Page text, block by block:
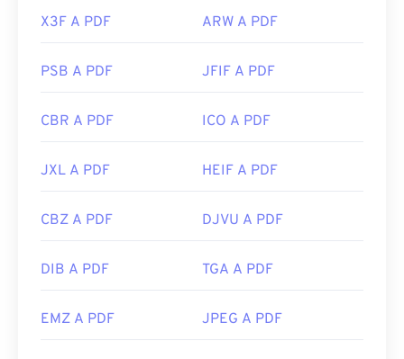
X3F A PDF ARW A PDF
PSB A PDF JFIF A PDF
CBR A PDF ICO A PDF
JXL A PDF HEIF A PDF
CBZ A PDF DJVU A PDF
DIB A PDF TGA A PDF
EMZ A PDF JPEG A PDF